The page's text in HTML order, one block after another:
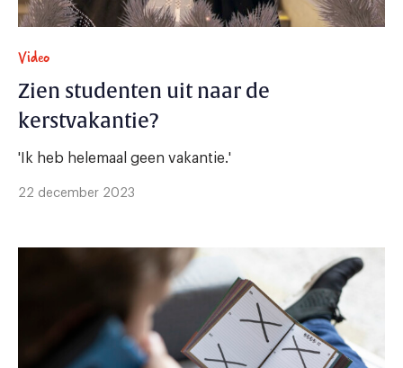
Video
Zien studenten uit naar de
kerstvakantie?
'Ik heb helemaal geen vakantie.'
22 december 2023